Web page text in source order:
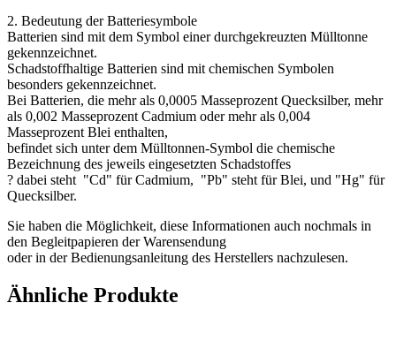
2. Bedeutung der Batteriesymbole
Batterien sind mit dem Symbol einer durchgekreuzten Mülltonne
gekennzeichnet.
Schadstoffhaltige Batterien sind mit chemischen Symbolen
besonders gekennzeichnet.
Bei Batterien, die mehr als 0,0005 Masseprozent Quecksilber, mehr
als 0,002 Masseprozent Cadmium oder mehr als 0,004
Masseprozent Blei enthalten,
befindet sich unter dem Mülltonnen-Symbol die chemische
Bezeichnung des jeweils eingesetzten Schadstoffes
? dabei steht "Cd" für Cadmium, "Pb" steht für Blei, und "Hg" für
Quecksilber.
Sie haben die Möglichkeit, diese Informationen auch nochmals in
den Begleitpapieren der Warensendung
oder in der Bedienungsanleitung des Herstellers nachzulesen.
Ähnliche Produkte